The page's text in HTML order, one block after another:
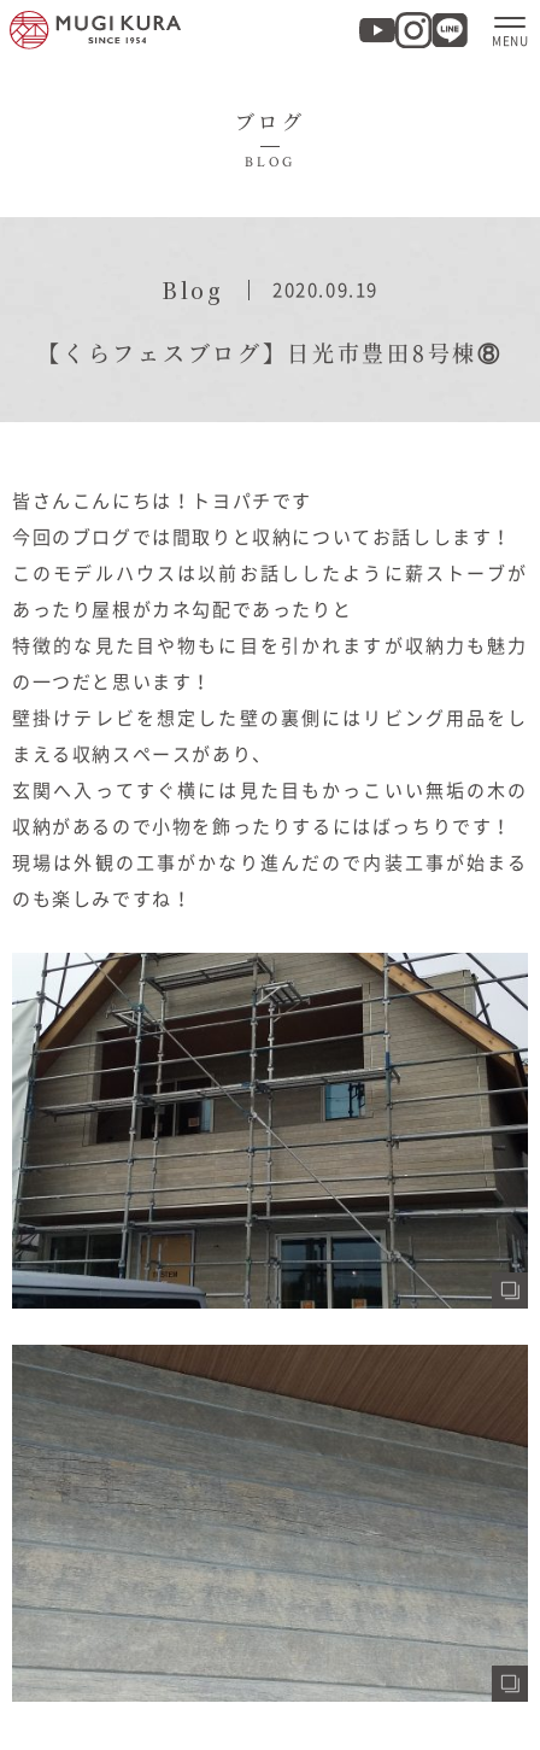
商品紹介
実例集・お客様の声
家づくりについて
むぎくらについて
ニュース ブログ
イベント
オーナー様Q&A
資料請求
お問い合わせ
お電話での
お問い合わ
せ
0120-37-
1806
ブログ
BLOG
Blog 2020.09.19
【くらフェスブログ】日光市豊田8号棟⑧
皆さんこんにちは！トヨパチです
今回のブログでは間取りと収納についてお話しします！
このモデルハウスは以前お話ししたように薪ストーブが
あったり屋根がカネ勾配であったりと
特徴的な見た目や物もに目を引かれますが収納力も魅力
の一つだと思います！
壁掛けテレビを想定した壁の裏側にはリビング用品をし
まえる収納スペースがあり、
玄関へ入ってすぐ横には見た目もかっこいい無垢の木の
収納があるので小物を飾ったりするにはばっちりです！
現場は外観の工事がかなり進んだので内装工事が始まる
のも楽しみですね！